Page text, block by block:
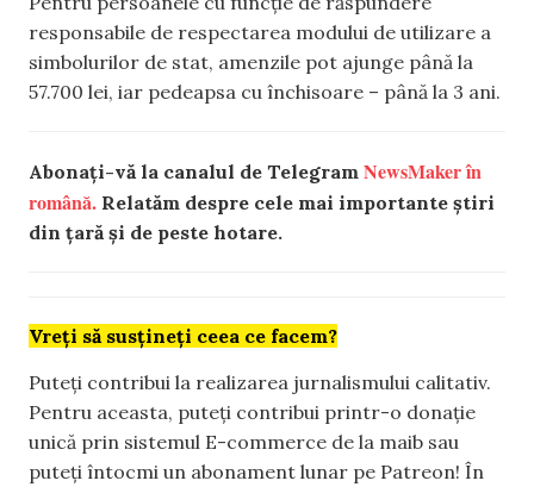
responsabile de respectarea modului de utilizare a
simbolurilor de stat, amenzile pot ajunge până la
57.700 lei, iar pedeapsa cu închisoare – până la 3 ani.
Abonați-vă la canalul de Telegram NewsMaker în
română. Relatăm despre cele mai importante știri
din țară și de peste hotare.
Vreți să susțineți ceea ce facem?
Puteți contribui la realizarea jurnalismului calitativ.
Pentru aceasta, puteți contribui printr-o donație
unică prin sistemul E-commerce de la maib sau
puteți întocmi un abonament lunar pe Patreon! În